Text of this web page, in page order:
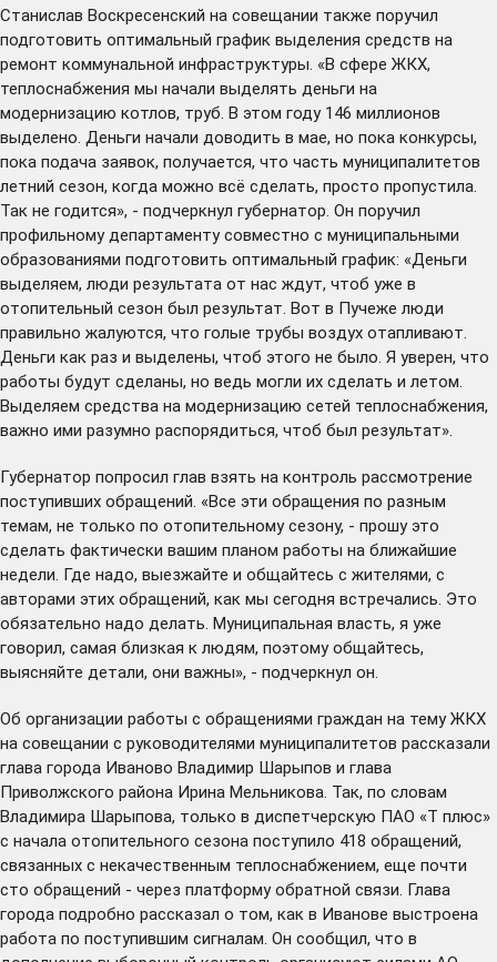
Станислав Воскресенский на совещании также поручил
подготовить оптимальный график выделения средств на
ремонт коммунальной инфраструктуры. «В сфере ЖКХ,
теплоснабжения мы начали выделять деньги на
модернизацию котлов, труб. В этом году 146 миллионов
выделено. Деньги начали доводить в мае, но пока конкурсы,
пока подача заявок, получается, что часть муниципалитетов
летний сезон, когда можно всё сделать, просто пропустила.
Так не годится», - подчеркнул губернатор. Он поручил
профильному департаменту совместно с муниципальными
образованиями подготовить оптимальный график: «Деньги
выделяем, люди результата от нас ждут, чтоб уже в
отопительный сезон был результат. Вот в Пучеже люди
правильно жалуются, что голые трубы воздух отапливают.
Деньги как раз и выделены, чтоб этого не было. Я уверен, что
работы будут сделаны, но ведь могли их сделать и летом.
Выделяем средства на модернизацию сетей теплоснабжения,
важно ими разумно распорядиться, чтоб был результат».
Губернатор попросил глав взять на контроль рассмотрение
поступивших обращений. «Все эти обращения по разным
темам, не только по отопительному сезону, - прошу это
сделать фактически вашим планом работы на ближайшие
недели. Где надо, выезжайте и общайтесь с жителями, с
авторами этих обращений, как мы сегодня встречались. Это
обязательно надо делать. Муниципальная власть, я уже
говорил, самая близкая к людям, поэтому общайтесь,
выясняйте детали, они важны», - подчеркнул он.
Об организации работы с обращениями граждан на тему ЖКХ
на совещании с руководителями муниципалитетов рассказали
глава города Иваново Владимир Шарыпов и глава
Приволжского района Ирина Мельникова. Так, по словам
Владимира Шарыпова, только в диспетчерскую ПАО «Т плюс»
с начала отопительного сезона поступило 418 обращений,
связанных с некачественным теплоснабжением, еще почти
сто обращений - через платформу обратной связи. Глава
города подробно рассказал о том, как в Иванове выстроена
работа по поступившим сигналам. Он сообщил, что в